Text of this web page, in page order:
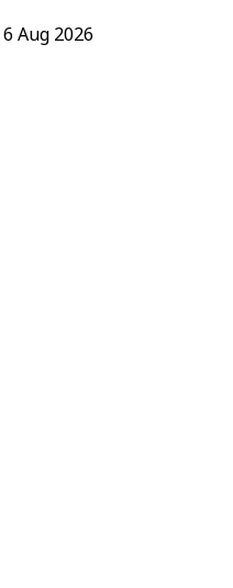
่ 6 Aug 2026